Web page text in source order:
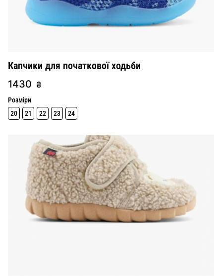
Капчики для початкової ходьби
1430 ₴
Розміри
20
21 22 23 24